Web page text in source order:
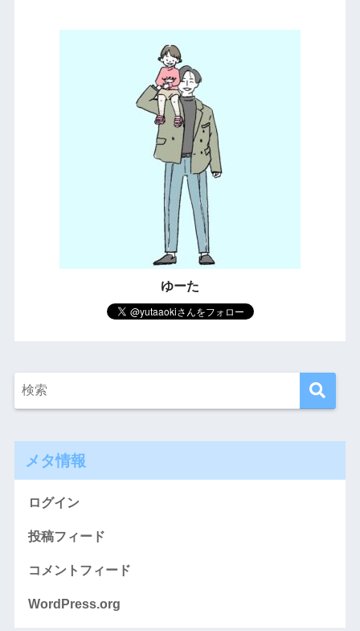
ゆーた
メタ情報
ログイン
投稿フィード
コメントフィード
WordPress.org